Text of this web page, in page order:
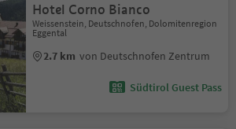
Hotel Corno Bianco
Weissenstein, Deutschnofen, Dolomitenregion
Eggental
2.7 km von Deutschnofen Zentrum
Südtirol Guest Pass